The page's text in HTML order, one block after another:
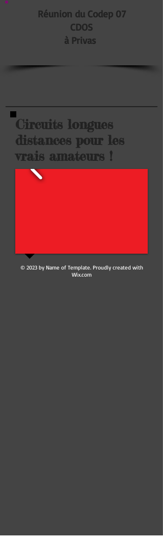
Réunion du Codep 07
CDOS
à Privas
Circuits longues
distances pour les
vrais amateurs !
© 2023 by Name of Template. Proudly created with
Wix.com